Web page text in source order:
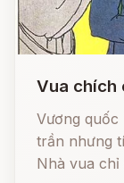
Vua chích
Vương
trần nhưng
Nhà vua